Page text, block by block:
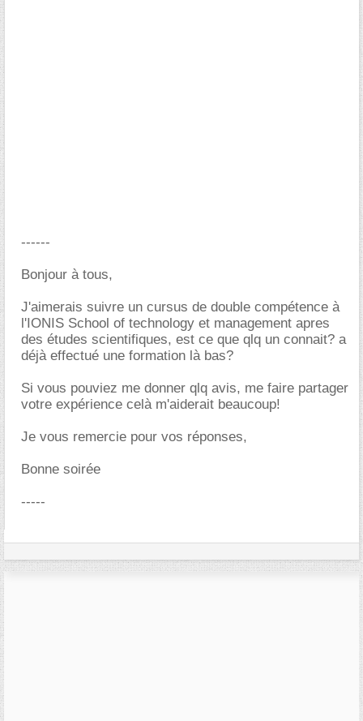
------
Bonjour à tous,
J'aimerais suivre un cursus de double compétence à
l'IONIS School of technology et management apres
des études scientifiques, est ce que qlq un connait? a
déjà effectué une formation là bas?
Si vous pouviez me donner qlq avis, me faire partager
votre expérience celà m'aiderait beaucoup!
Je vous remercie pour vos réponses,
Bonne soirée
-----